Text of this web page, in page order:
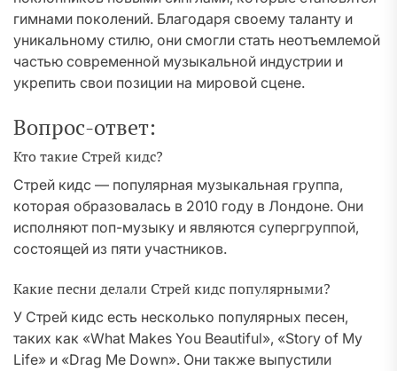
гимнами поколений. Благодаря своему таланту и
уникальному стилю, они смогли стать неотъемлемой
частью современной музыкальной индустрии и
укрепить свои позиции на мировой сцене.
Вопрос-ответ:
Кто такие Стрей кидс?
Стрей кидс — популярная музыкальная группа,
которая образовалась в 2010 году в Лондоне. Они
исполняют поп-музыку и являются супергруппой,
состоящей из пяти участников.
Какие песни делали Стрей кидс популярными?
У Стрей кидс есть несколько популярных песен,
таких как «What Makes You Beautiful», «Story of My
Life» и «Drag Me Down». Они также выпустили